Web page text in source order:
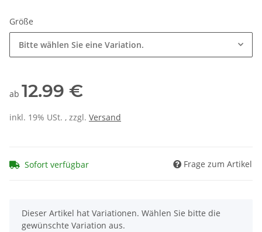
Größe
Bitte wählen Sie eine Variation.
ab 12.99 €
inkl. 19% USt. , zzgl. Versand
Sofort verfügbar Frage zum Artikel
x
Dieser Artikel hat Variationen. Wählen Sie bitte die
gewünschte Variation aus.